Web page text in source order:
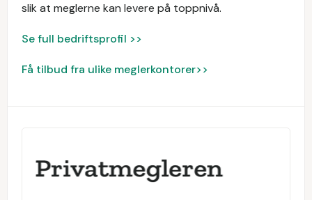
slik at meglerne kan levere på toppnivå.
Se full bedriftsprofil >>
Få tilbud fra ulike meglerkontorer>>